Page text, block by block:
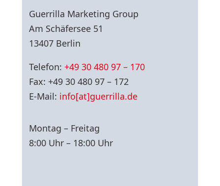
Guerrilla Marketing Group
Am Schäfersee 51
13407 Berlin
Telefon: +49 30 480 97 – 170
Fax: +49 30 480 97 – 172
E-Mail: info[at]guerrilla.de
Montag – Freitag
8:00 Uhr – 18:00 Uhr